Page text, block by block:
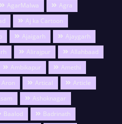
AgarMalwa
Agra
Aj ka Cartoon
Ajaigarh
Ajaygarh
Alirajpur
Allahbaad
Ambikapur
Amethi
Aron Artical
Article
Ashoknagar
Baalod
Badrinath